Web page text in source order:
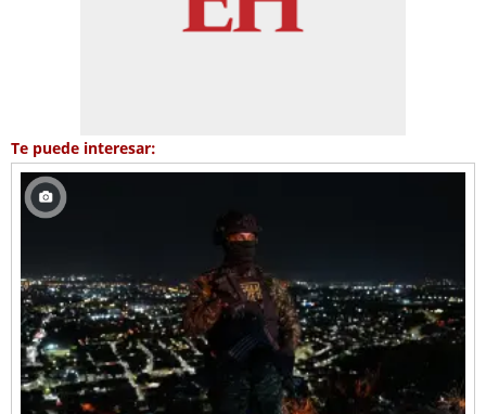
Te puede interesar: